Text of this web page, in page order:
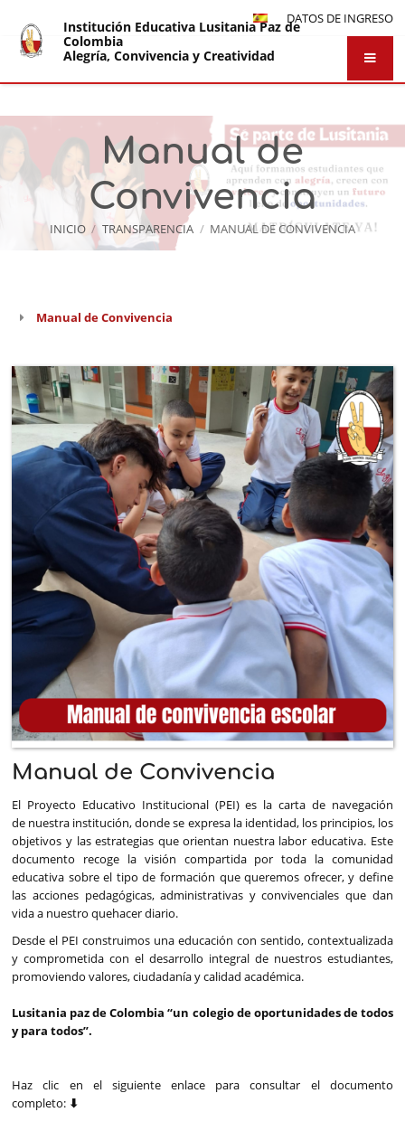
DATOS DE INGRESO
Institución Educativa Lusitania Paz de
Colombia
Alegría, Convivencia y Creatividad
Manual de
Convivencia
INICIO / TRANSPARENCIA / MANUAL DE CONVIVENCIA
Manual
Convivencia
Manual de Convivencia
Manual de Convivencia
El Proyecto Educativo Institucional (PEI) es la carta de navegación
de nuestra institución, donde se expresa la identidad, los principios, los
objetivos y las estrategias que orientan nuestra labor educativa. Este
documento recoge la visión compartida por toda la comunidad
educativa sobre el tipo de formación que queremos ofrecer, y define
las acciones pedagógicas, administrativas y convivenciales que dan
vida a nuestro quehacer diario.
Desde el PEI construimos una educación con sentido, contextualizada
y comprometida con el desarrollo integral de nuestros estudiantes,
promoviendo valores, ciudadanía y calidad académica.
Lusitania paz de Colombia “un colegio de oportunidades de todos
y para todos”.
Haz clic en el siguiente enlace para consultar el documento
completo: ⬇